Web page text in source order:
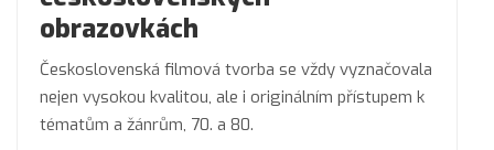
obrazovkách
Československá filmová tvorba se vždy vyznačovala
nejen vysokou kvalitou, ale i originálním přístupem k
tématům a žánrům, 70. a 80.